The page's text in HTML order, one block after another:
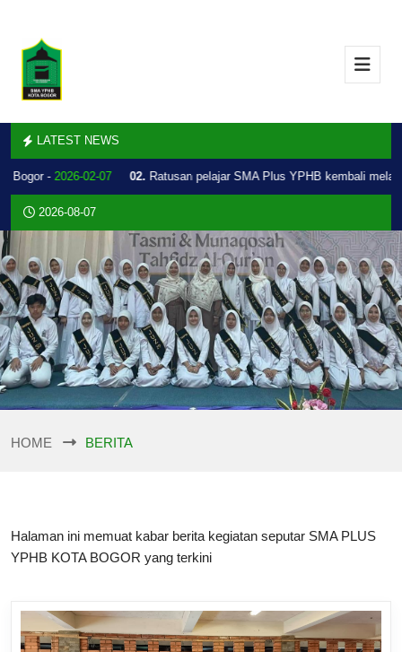
LATEST NEWS
-2026-02-07 02.Ratusan pelajar SMA Plus YPHB kembali
2026-08-07
HOME BERITA
Halaman ini memuat kabar berita kegiatan seputar SMA PLUS
YPHB KOTA BOGOR yang terkini